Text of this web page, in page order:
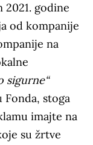
godine
od kompanije
na
sigurne“
stoga
imajte na
su žrtve